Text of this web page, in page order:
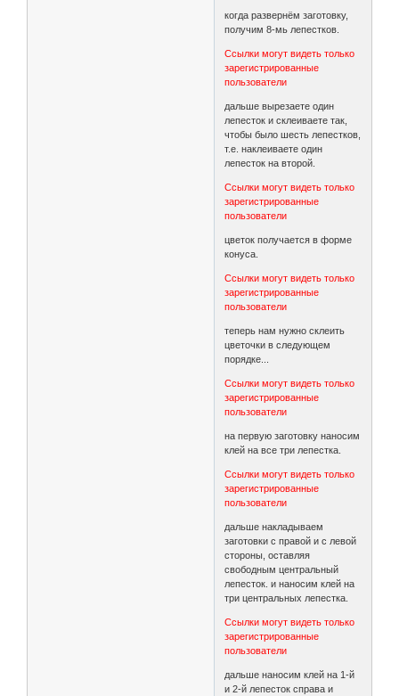
когда развернём заготовку,
получим 8-мь лепестков.
Ссылки могут видеть только
зарегистрированные
пользователи
дальше вырезаете один
лепесток и склеиваете так,
чтобы было шесть лепестков,
т.е. наклеиваете один
лепесток на второй.
Ссылки могут видеть только
зарегистрированные
пользователи
цветок получается в форме
конуса.
Ссылки могут видеть только
зарегистрированные
пользователи
теперь нам нужно склеить
цветочки в следующем
порядке...
Ссылки могут видеть только
зарегистрированные
пользователи
на первую заготовку наносим
клей на все три лепестка.
Ссылки могут видеть только
зарегистрированные
пользователи
дальше накладываем
заготовки с правой и с левой
стороны, оставляя
свободным центральный
лепесток. и наносим клей на
три центральных лепестка.
Ссылки могут видеть только
зарегистрированные
пользователи
дальше наносим клей на 1-й
и 2-й лепесток справа и